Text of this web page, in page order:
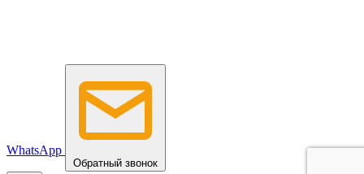
WhatsApp
Обратный звонок